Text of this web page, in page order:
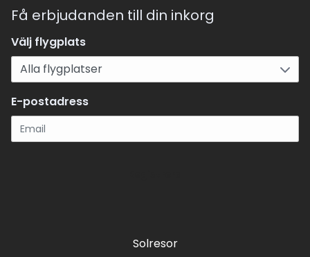
Få erbjudanden till din inkorg
Välj flygplats
E-postadress
Solresor